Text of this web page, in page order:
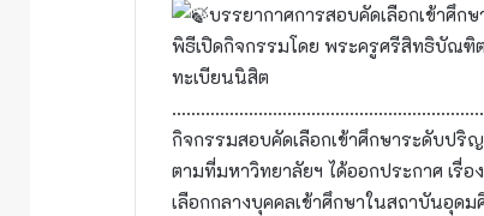
บรรยากาศการสอบคัดเลือกเข้าศึ
พิธีเปิดกิจกรรมโดย พระครูศรีสิทธิบัณฑิ
ทะเบียนนิสิต
กิจกรรมสอบคัดเลือกเข้าศึกษาระดับป
ตามที่มหาวิทยาลัยฯ ได้ออกประกาศ เ
เลือกกลางบุคคลเข้าศึกษาในสถาบันอุด